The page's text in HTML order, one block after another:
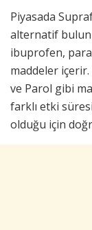
Piyasada
alternatif
ibuprofen,
maddeler
ve Parol gibi
farklı etki
olduğu için